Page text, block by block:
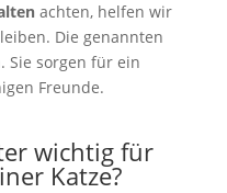
achten, helfen wir
Die genannten
Sie sorgen für ein
Freunde.
wichtig für
Katze?